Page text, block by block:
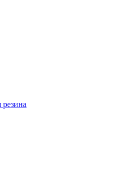
резина